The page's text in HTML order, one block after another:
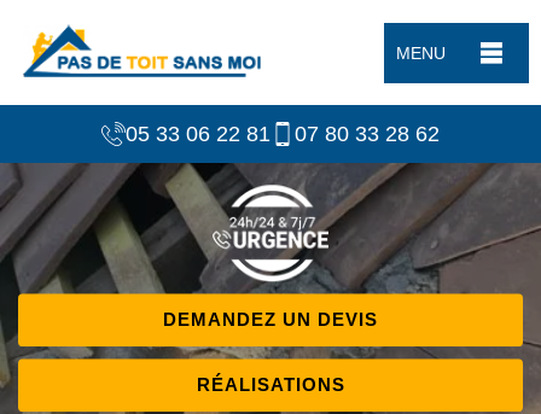
MENU
05 33 06 22 81 07 80 33 28 62
DEMANDEZ UN DEVIS
RÉALISATIONS